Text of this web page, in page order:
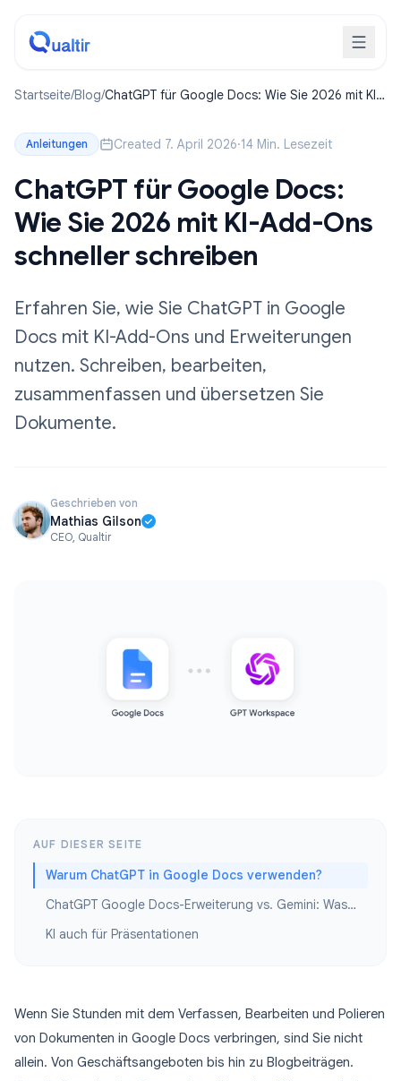
Startseite/Blog/ChatGPT für Google Docs: Wie Sie 2026 mit KI-
Anleitungen Created 7. April 2026·14 Min. Lesezeit
ChatGPT für Google Docs:
Wie Sie 2026 mit KI-Add-Ons
schneller schreiben
Erfahren Sie, wie Sie ChatGPT in Google
Docs mit KI-Add-Ons und Erweiterungen
nutzen. Schreiben, bearbeiten,
zusammenfassen und übersetzen Sie
Dokumente.
Geschrieben von
Mathias Gilson
CEO, Qualtir
AUF DIESER SEITE
Warum ChatGPT in Google Docs verwenden?
ChatGPT Google Docs-Erweiterung vs. Gemini: Was sollten Sie wählen?
KI auch für Präsentationen
Wenn Sie Stunden mit dem Verfassen, Bearbeiten und Polieren
von Dokumenten in Google Docs verbringen, sind Sie nicht
allein. Von Geschäftsangeboten bis hin zu Blogbeiträgen.